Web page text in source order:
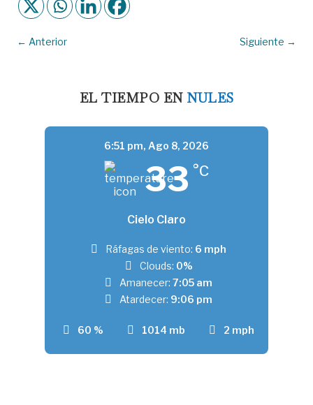
← Anterior Siguiente →
EL TIEMPO EN NULES
6:51 pm, Ago 8, 2026
33 °C
Cielo Claro
60 % 1014 mb 2 mph
Ráfagas de viento: 6 mph
Clouds: 0%
Amanecer: 7:05 am
Atardecer: 9:06 pm